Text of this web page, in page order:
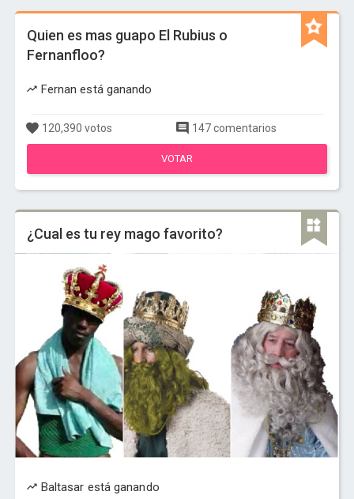
Quien es mas guapo El Rubius o
Fernanfloo?
Fernan está ganando
120,390 votos 147 comentarios
VOTAR
¿Cual es tu rey mago favorito?
Baltasar está ganando